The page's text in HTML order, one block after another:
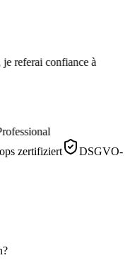
referai confiance à
zertifiziert
DSGVO-